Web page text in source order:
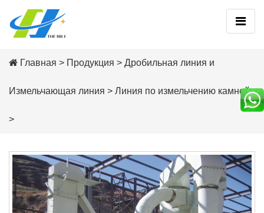
Главная > Продукция > Дробильная линия и
Измельчающая линия > Линия по измельчению камней
>